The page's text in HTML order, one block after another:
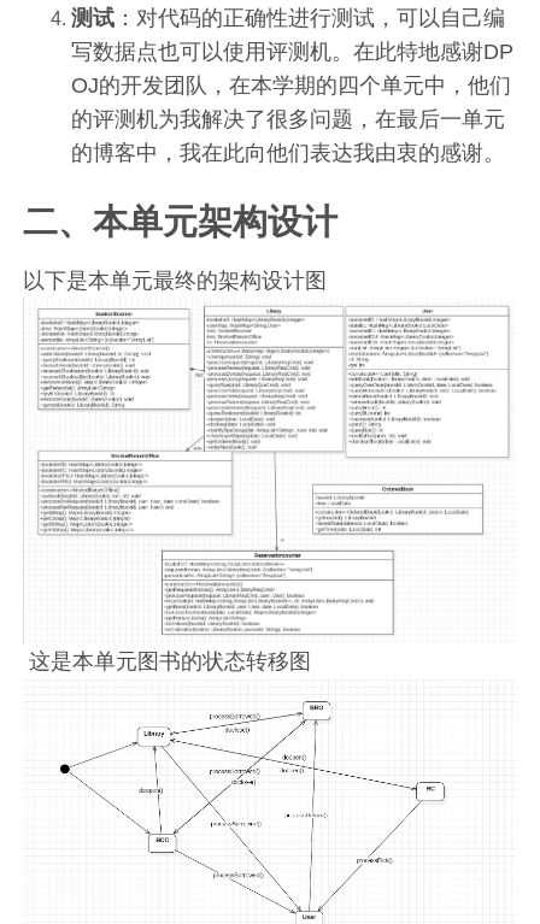
测试 ：对代码的正确性进行测试，可以自己编
写数据点也可以使用评测机。在此特地感谢DP
OJ的开发团队，在本学期的四个单元中，他们
的评测机为我解决了很多问题，在最后一单元
的博客中，我在此向他们表达我由衷的感谢。
二、本单元架构设计
以下是本单元最终的架构设计图
这是本单元图书的状态转移图